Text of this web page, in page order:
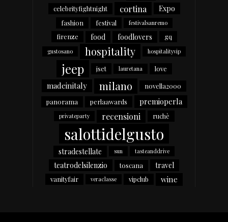
celebrityfightnight cortina Expo
fashion festival festivalsanremo
firenze food foodlovers gq
gustosano hospitality hospitalityvip
jeep jset lauretana love
madeinitaly milano
novella2000
panorama
perlaawards premioperla
privateparty recensioni ruchè
salottidelgusto
stradestellate sun tasteanddrive
teatrodelsilenzio toscana travel
vanityfair veraclasse vipclub wine